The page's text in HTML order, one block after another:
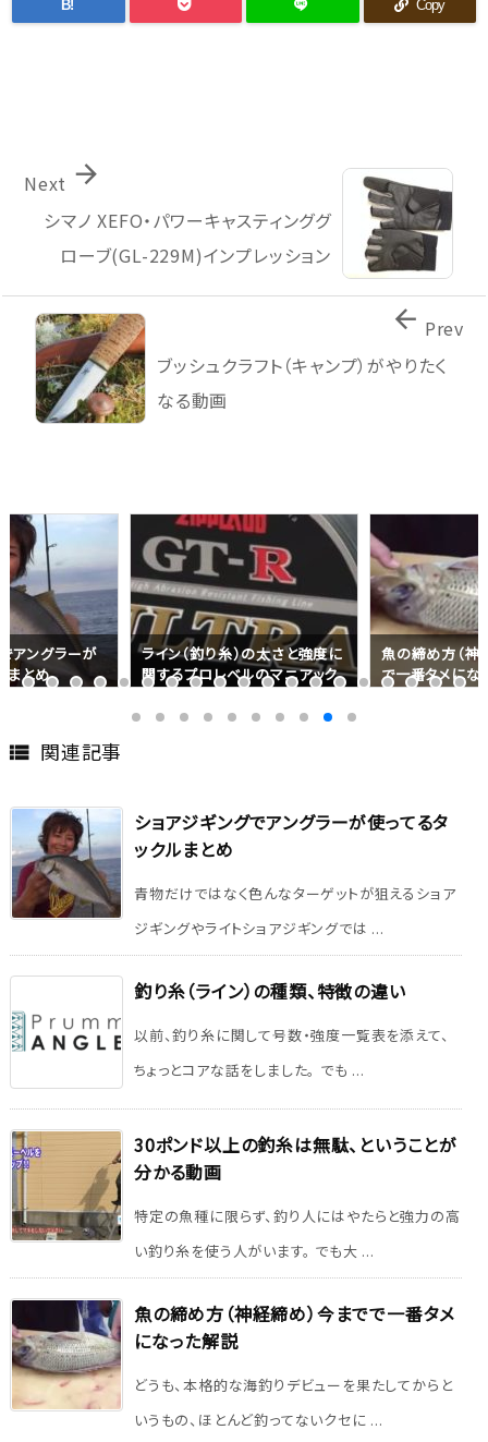
B! Copy
シマノ XEFO・パワーキャスティンググ
ローブ(GL-229M)インプレッション

Next
ブッシュクラフト（キャンプ）がやりたく
なる動画
 Prev
アングラーが
まとめ
ライン（釣り糸）の太さと強度に
関するプロレベルのマニアック
な話
魚の締め方（神
で一番タメにな
 関連記事
ショアジギングでアングラーが使ってるタ
ックルまとめ
青物だけではなく色んなターゲットが狙えるショア
ジギングやライトショアジギングでは ...
釣り糸（ライン）の種類、特徴の違い
以前、釣り糸に関して号数・強度一覧表を添えて、
ちょっとコアな話をしました。 でも ...
30ポンド以上の釣糸は無駄、ということが
分かる動画
特定の魚種に限らず、釣り人にはやたらと強力の高
い釣り糸を使う人がいます。 でも大 ...
魚の締め方（神経締め）今までで一番タメ
になった解説
どうも、本格的な海釣りデビューを果たしてからと
いうもの、ほとんど釣ってないクセに ...